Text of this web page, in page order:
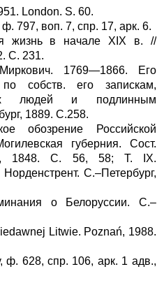
London. S. 60.
797, воп. 7, спр. 17, арк. 6.
жизнь в начале ХIХ в. //
С. 231.
1769—1866. Его
по собств. его запискам,
людей и подлинным
1889. С.258.
обозрение Российской
губерния. Сост.
1848. С. 56, 58; Т. IХ.
С.–Петербург,
о Белоруссии. С.–
Litwie. Poznań, 1988.
ф. 628, спр. 106, арк. 1 адв.,